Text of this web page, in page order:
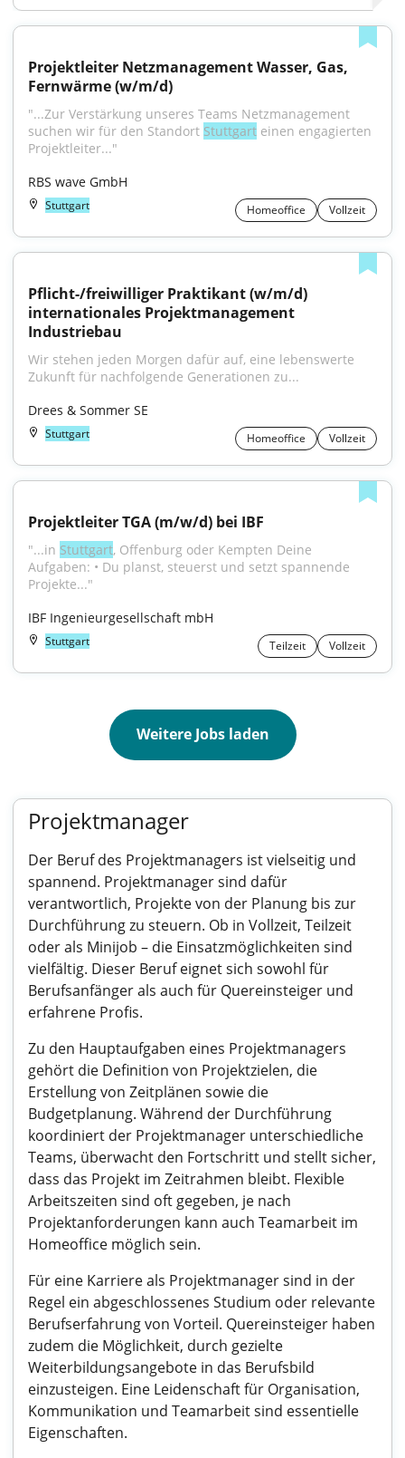
Projektleiter Netzmanagement Wasser, Gas,
Fernwärme (w/m/d)
"...Zur Verstärkung unseres Teams Netzmanagement
suchen wir für den Standort Stuttgart einen engagierten
Projektleiter..."
RBS wave GmbH
Stuttgart Homeoffice Vollzeit
Pflicht-/freiwilliger Praktikant (w/m/d)
internationales Projektmanagement
Industriebau
Wir stehen jeden Morgen dafür auf, eine lebenswerte
Zukunft für nachfolgende Generationen zu...
Drees & Sommer SE
Stuttgart Homeoffice Vollzeit
Projektleiter TGA (m/w/d) bei IBF
"...in Stuttgart, Offenburg oder Kempten Deine
Aufgaben: • Du planst, steuerst und setzt spannende
Projekte..."
IBF Ingenieurgesellschaft mbH
Stuttgart Teilzeit Vollzeit
Weitere Jobs laden
Projektmanager
Der Beruf des Projektmanagers ist vielseitig und
spannend. Projektmanager sind dafür
verantwortlich, Projekte von der Planung bis zur
Durchführung zu steuern. Ob in Vollzeit, Teilzeit
oder als Minijob – die Einsatzmöglichkeiten sind
vielfältig. Dieser Beruf eignet sich sowohl für
Berufsanfänger als auch für Quereinsteiger und
erfahrene Profis.
Zu den Hauptaufgaben eines Projektmanagers
gehört die Definition von Projektzielen, die
Erstellung von Zeitplänen sowie die
Budgetplanung. Während der Durchführung
koordiniert der Projektmanager unterschiedliche
Teams, überwacht den Fortschritt und stellt sicher,
dass das Projekt im Zeitrahmen bleibt. Flexible
Arbeitszeiten sind oft gegeben, je nach
Projektanforderungen kann auch Teamarbeit im
Homeoffice möglich sein.
Für eine Karriere als Projektmanager sind in der
Regel ein abgeschlossenes Studium oder relevante
Berufserfahrung von Vorteil. Quereinsteiger haben
zudem die Möglichkeit, durch gezielte
Weiterbildungsangebote in das Berufsbild
einzusteigen. Eine Leidenschaft für Organisation,
Kommunikation und Teamarbeit sind essentielle
Eigenschaften.